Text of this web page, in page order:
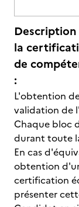
la
de
:
L'obtention
validation de
Chaque bloc
durant toute
En cas
obtention
certification
présenter